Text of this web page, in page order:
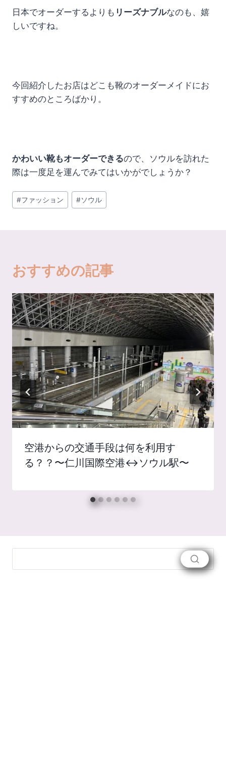
日本でオーダーするよりも リーズナブルなのも、嬉
しいですね。
今回紹介したお店はどこも靴のオーダーメイドにお
すすめのところばかり。
かわいい靴もオーダーできるので、ソウルを訪れた
際は一度足を運んでみてはいかがでしょうか？
投
稿
#ファッション #ソウル
おすすめの記事
空港からの交通手段は何を利用す
る？？〜仁川国際空港↔️ソウル駅〜